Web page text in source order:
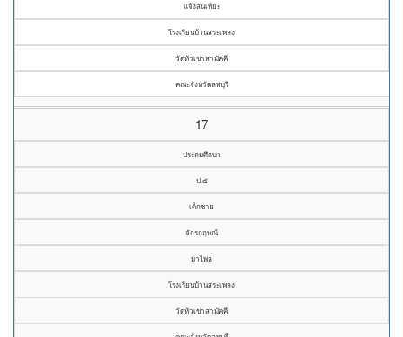
แจ้งสันเทียะ
โรงเรียนบ้านสระเพลง
วัดหัวเขาสามัคคี
คณะจังหวัดลพบุรี
17
ประถมศึกษา
ป.๕
เด็กชาย
จักรกฤษณ์
มาไพล
โรงเรียนบ้านสระเพลง
วัดหัวเขาสามัคคี